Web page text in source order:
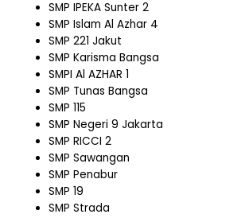
SMP IPEKA Sunter 2
SMP Islam Al Azhar 4
SMP 221 Jakut
SMP Karisma Bangsa
SMPI Al AZHAR 1
SMP Tunas Bangsa
SMP 115
SMP Negeri 9 Jakarta
SMP RICCI 2
SMP Sawangan
SMP Penabur
SMP 19
SMP Strada